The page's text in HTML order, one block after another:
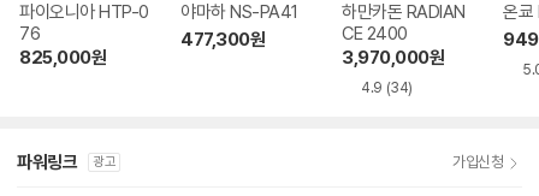
파이오니아 HTP-0
76
825,000원
야마하 NS-PA41
477,300원
하만카돈 RADIAN
CE 2400
3,970,000원
4.9 (34)
온
파워링크 광고 가입신청